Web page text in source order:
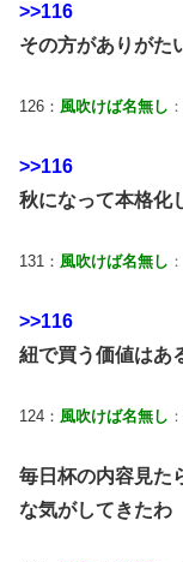
>>116
その方がありがた
126： 風吹けば名無し
>>116
秋になって本格化
131： 風吹けば名無し
>>116
紐で買う価値はあ
124： 風吹けば名無し
毎日杯の内容見た
な気がしてきたわ